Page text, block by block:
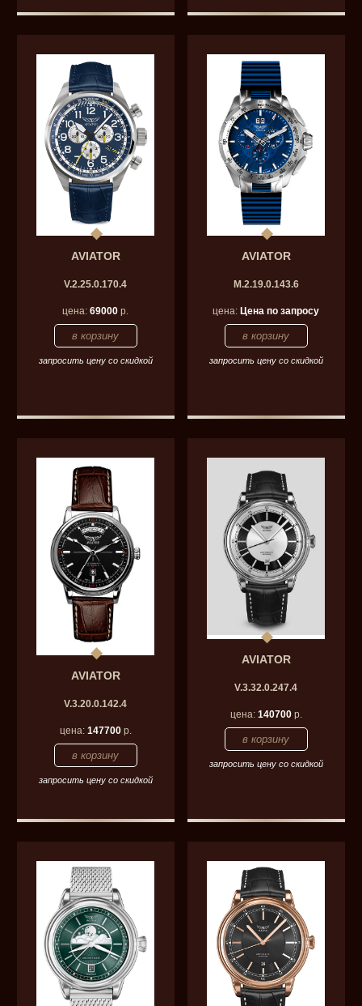
AVIATOR
V.2.25.0.170.4
цена:69000 р.
запросить цену со скидкой
AVIATOR
M.2.19.0.143.6
цена: Цена по запросу
запросить цену со скидкой
AVIATOR
V.3.20.0.142.4
цена: 147700р.
запросить цену со скидкой
AVIATOR
V.3.32.0.247.4
цена: 140700р.
запросить цену со скидкой